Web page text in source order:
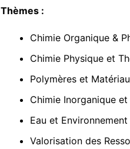
Thèmes :
Chimie Organique &
Chimie Physique et
Polymères et
Chimie Inorganique
Eau et Environnement
Valorisation des